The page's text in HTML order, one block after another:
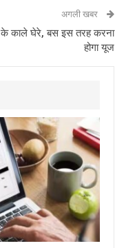
अगली खबर
काले घेरे, बस इस तरह करना
होगा यूज